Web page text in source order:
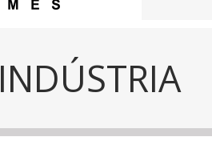
INDÚSTRIA